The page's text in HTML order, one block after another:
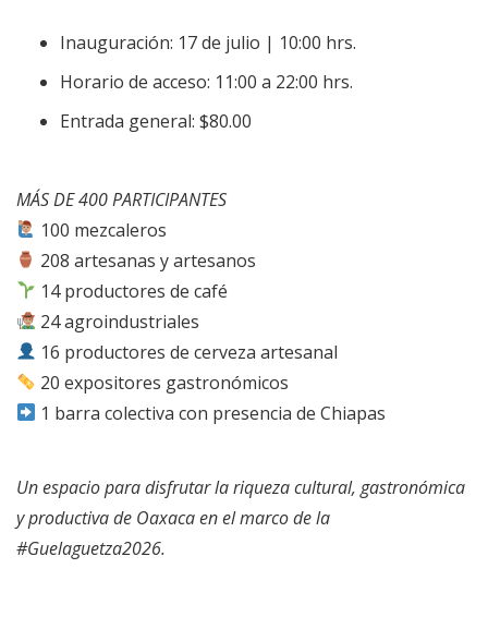
Inauguración: 17 de julio | 10:00 hrs.
Horario de acceso: 11:00 a 22:00 hrs.
Entrada general: $80.00
MÁS DE 400 PARTICIPANTES
100 mezcaleros
208 artesanas y artesanos
14 productores de café
24 agroindustriales
16 productores de cerveza artesanal
20 expositores gastronómicos
1 barra colectiva con presencia de Chiapas
Un espacio para disfrutar la riqueza cultural, gastronómica
y productiva de Oaxaca en el marco de la
#Guelaguetza2026.